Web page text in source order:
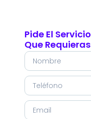
Pide El Servicio
Que Requieras